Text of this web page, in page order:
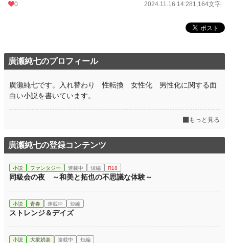
0 2024.11.16 14:281,164文字
廣瀬純七のプロフィール
廣瀬純七です。入れ替わり 性転換 女性化 男性化に関する面
白い小説を書いています。
もっと見る
廣瀬純七の登録コンテンツ
小説 ファンタジー 連載中 短編 R18
同級会の夜 ～和美と拓也の不思議な体験～
小説 青春 連載中 短編
ストレンジ＆デイズ
小説 大衆娯楽 連載中 短編